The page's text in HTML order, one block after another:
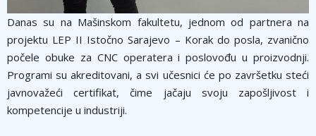
Danas su na Mašinskom fakultetu, jednom od partnera na
projektu LEP II Istočno Sarajevo – Korak do posla, zvanično
počele obuke za CNC operatera i poslovođu u proizvodnji.
Programi su akreditovani, a svi učesnici će po završetku steći
javnovažeći certifikat, čime jačaju svoju zapošljivost i
kompetencije u industriji.